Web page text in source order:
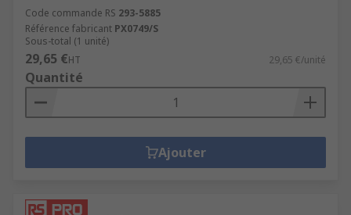
Code commande RS 293-5885
Référence fabricant PX0749/S
Sous-total (1 unité)
29,65 €HT 29,65 €/unité
Quantité
Ajouter